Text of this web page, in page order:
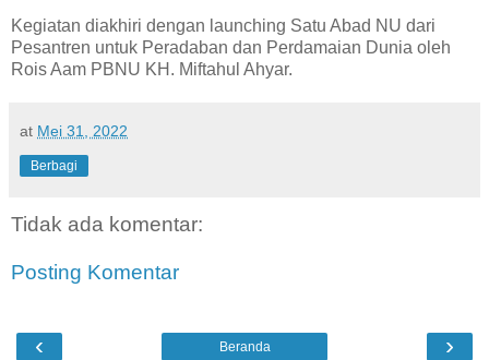
Kegiatan diakhiri dengan launching Satu Abad NU dari
Pesantren untuk Peradaban dan Perdamaian Dunia oleh
Rois Aam PBNU KH. Miftahul Ahyar.
at Mei 31, 2022
Berbagi
Tidak ada komentar:
Posting Komentar
‹ ›
Beranda